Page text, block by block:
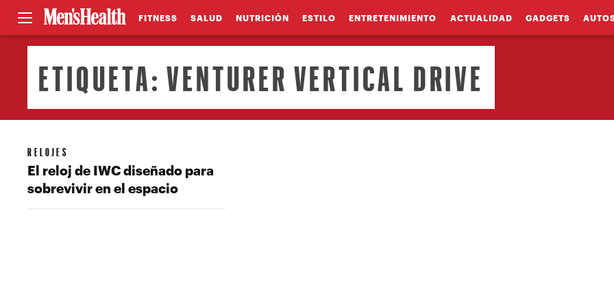
FITNESS SALUD NUTRICIÓN ESTILO ENTRETENIMIENTO ACTUALIDAD GADGETS
ETIQUETA:VENTURER VERTICAL DRIVE
RELOJES
El reloj de IWC diseñado para
sobrevivir en el espacio